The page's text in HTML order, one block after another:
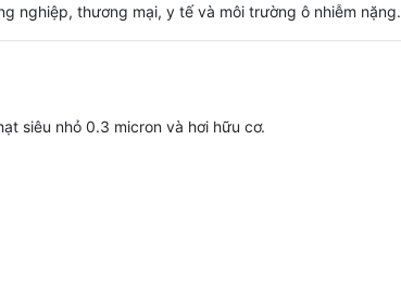
nghiệp, thương mại, y tế và môi trường ô nhiễm nặng.
siêu nhỏ 0.3 micron và hơi hữu cơ.